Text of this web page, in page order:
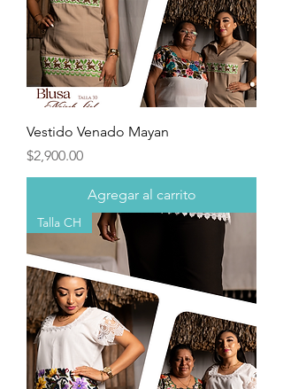
Vestido Venado Mayan
Precio
$2,900.00
Agregar al carrito
Talla CH